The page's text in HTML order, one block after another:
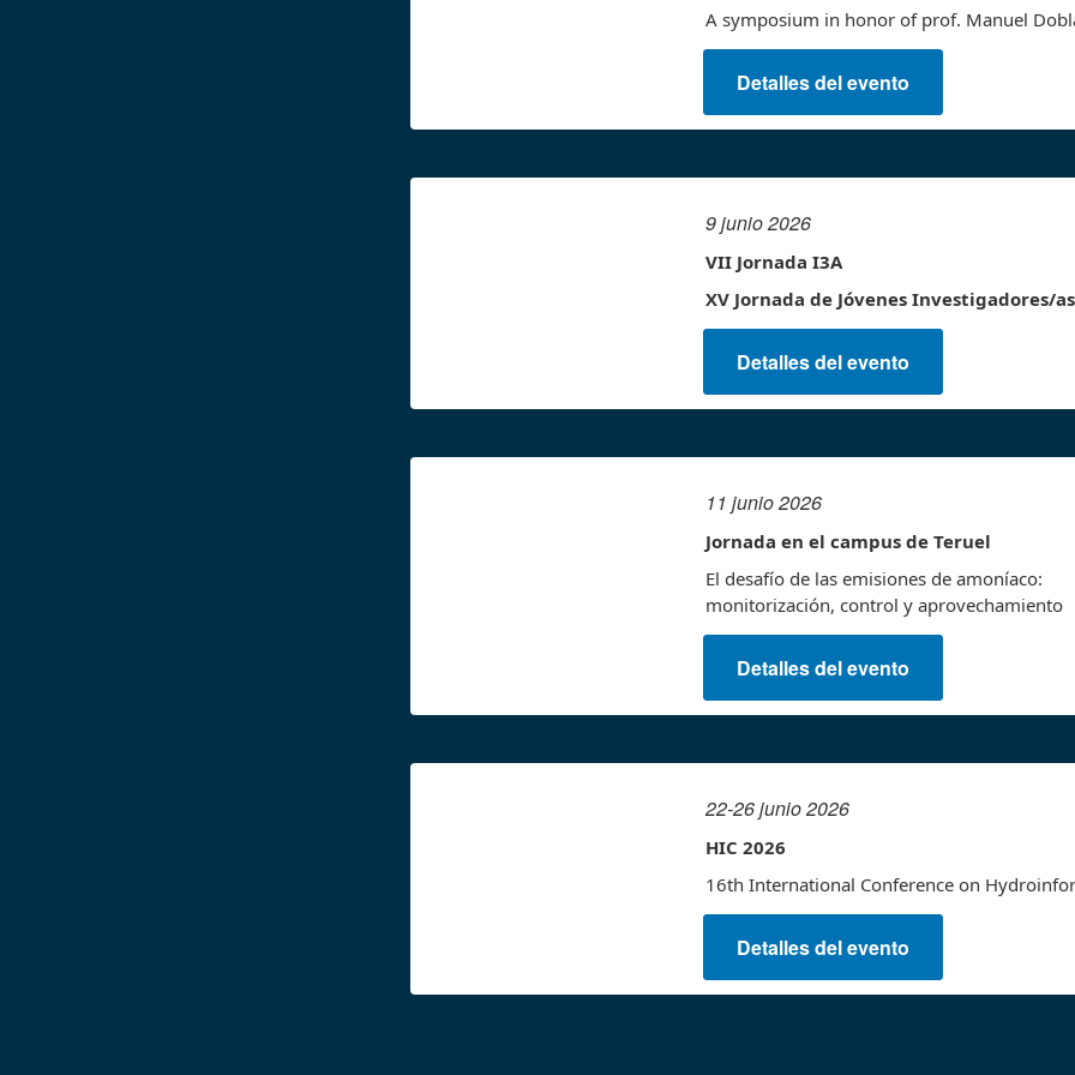
A symposium in honor of prof. Manuel
Detalles del evento
9 junio 2026
VII Jornada I3A
XV Jornada de Jóvenes Investigadores/as
Detalles del evento
11 junio 2026
Jornada en el campus de Teruel
El desafío de las emisiones de amoníaco:
monitorización, control y aprovechamiento
Detalles del evento
22-26 junio 2026
HIC 2026
16th International Conference on
Detalles del evento